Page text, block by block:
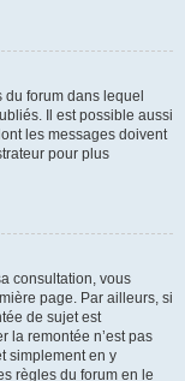
du forum dans lequel
Il est possible aussi
les messages doivent
pour plus
consultation, vous
page. Par ailleurs, si
de sujet est
la remontée n’est pas
simplement en y
règles du forum en le